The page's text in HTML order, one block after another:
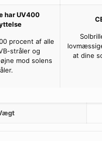
har UV400
procent af alle
stråler og
mod solens
at dine